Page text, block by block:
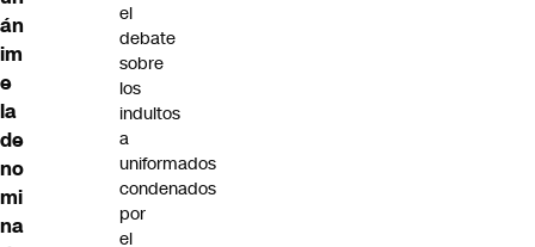
án
im
e
la
de
no
mi
na
el
debate
sobre
los
indultos
a
uniformados
condenados
por
el